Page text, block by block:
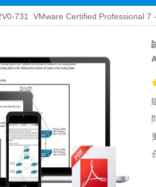
731 VMware Certified Professional 7